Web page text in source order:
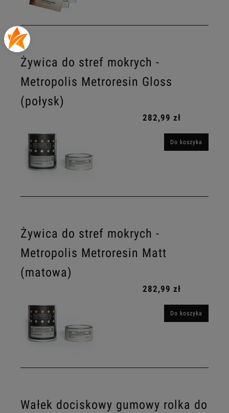
Żywica do stref mokrych -
Metropolis Metroresin Gloss
(połysk)
282,99 zł
Do koszyka
Żywica do stref mokrych -
Metropolis Metroresin Matt
(matowa)
282,99 zł
Do koszyka
Wałek dociskowy gumowy rolka do